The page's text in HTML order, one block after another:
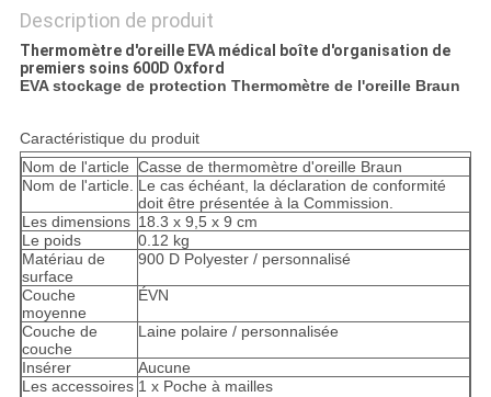
Description de produit
Thermomètre d'oreille EVA médical boîte d'organisation de
premiers soins 600D Oxford
EVA stockage de protection Thermomètre de l'oreille Braun
Caractéristique du produit
Nom de l'article Casse de thermomètre d'oreille Braun
Nom de l'article. Le cas échéant, la déclaration de conformité
doit être présentée à la Commission.
Les dimensions 18.3 x 9,5 x 9 cm
Le poids
0.12 kg
Matériau de
surface
900 D Polyester / personnalisé
Couche
moyenne
ÉVN
Couche de
couche
Laine polaire / personnalisée
Insérer
Aucune
Les accessoires 1 x Poche à mailles